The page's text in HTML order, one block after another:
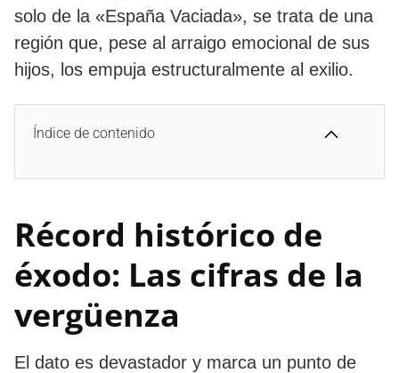
solo de la «España Vaciada», se trata de una
región que, pese al arraigo emocional de sus
hijos, los empuja estructuralmente al exilio.
Índice de contenido
​Récord histórico de
éxodo: Las cifras de la
vergüenza
​El dato es devastador y marca un punto de